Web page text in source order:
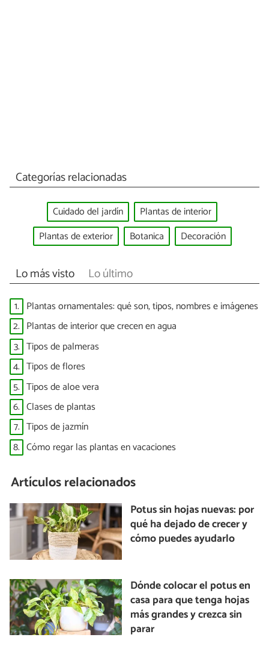
Categorías relacionadas
Cuidado del jardín
Plantas de interior
Plantas de exterior
Botanica Decoración
Lo más visto Lo último
1. Plantas ornamentales: qué son, tipos, nombres e imágenes
2. Plantas de interior que crecen en agua
3. Tipos de palmeras
4. Tipos de flores
5. Tipos de aloe vera
6. Clases de plantas
7. Tipos de jazmín
8. Cómo regar las plantas en vacaciones
Artículos relacionados
Potus sin hojas nuevas: por
qué ha dejado de crecer y
cómo puedes ayudarlo
Dónde colocar el potus en
casa para que tenga hojas
más grandes y crezca sin
parar